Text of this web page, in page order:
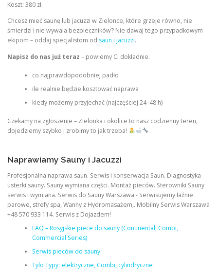
Koszt: 380 zł.
Chcesz mieć saunę lub jacuzzi w Zielonce, które grzeje równo, nie
śmierdzi i nie wywala bezpieczników? Nie dawaj tego przypadkowym
ekipom – oddaj specjalistom od saun i jacuzzi.
Napisz do nas już teraz – powiemy Ci dokładnie:
co najprawdopodobniej padło
ile realnie będzie kosztować naprawa
kiedy możemy przyjechać (najczęściej 24–48 h)
Czekamy na zgłoszenie – Zielonka i okolice to nasz codzienny teren,
dojedziemy szybko i zrobimy to jak trzeba!
Naprawiamy Sauny i Jacuzzi
Profesjonalna naprawa saun. Serwis i konserwacja Saun. Diagnostyka
usterki sauny. Sauny wymiana części. Montaż pieców. Sterowniki Sauny
serwis i wymiana. Serwis do Sauny Warszawa - Serwisujemy łaźnie
parowe, strefy spa, Wanny z Hydromasażem,. Mobilny Serwis Warszawa
+48 570 933 114. Serwis z Dojazdem!
FAQ – Rosyjskie piece do sauny (Continental, Combi,
Commercial Series)
Serwis pieców do sauny
Tylö Typy: elektryczne, Combi, cylindryczne